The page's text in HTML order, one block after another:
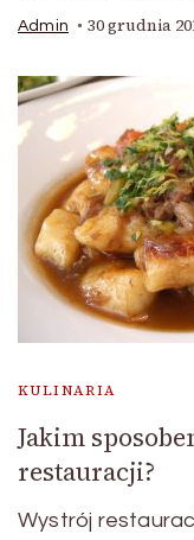
Admin 30 grudnia
KULINARIA
Jakim
restauracji?
Wystrój